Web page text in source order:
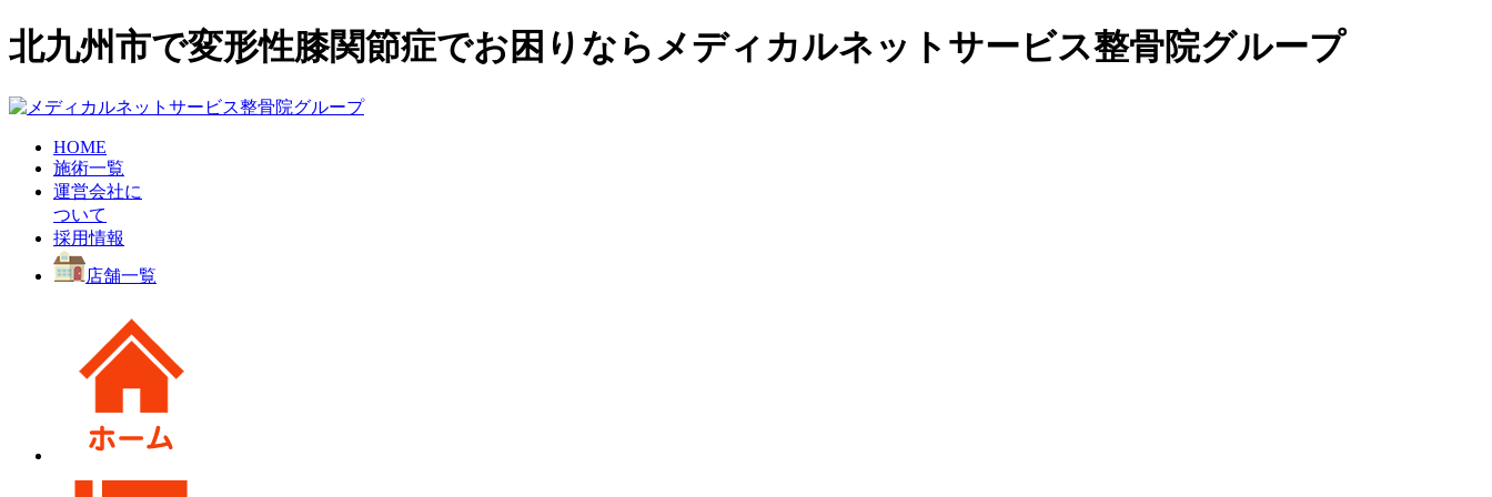
北九州市で変形性膝関節症でお困りならメディカルネットサービス整骨院グループ
HOME
施術一覧
運営会社に
ついて
採用情報
店舗一覧